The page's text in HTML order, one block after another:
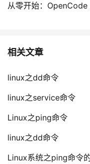
从零开始：
相关文章
linux之dd命令
linux之service命令
Linux之ping命令
linux之dd命令
Linux系统之ping命令